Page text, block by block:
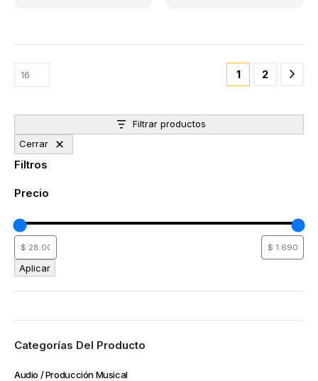
1 2
Filtrar productos
Cerrar
Filtros
Precio
Aplicar
Categorías Del Producto
Audio / Producción Musical